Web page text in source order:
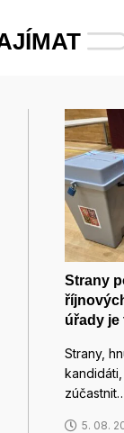
Strany
úřady
Strany,
5. 08.